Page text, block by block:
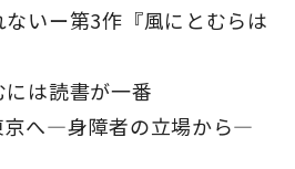
いー第3作『風にとむらは
は読書が一番
京へ―身障者の立場から―